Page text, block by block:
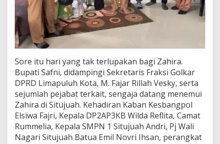
Sore itu hari yang tak terlupakan bagi Zahira.
Bupati Safni, didampingi Sekretaris Fraksi Golkar
DPRD Limapuluh Kota, M. Fajar Rillah Vesky, serta
sejumlah pejabat terkait, sengaja datang menemui
Zahira di Situjuah. Kehadiran Kaban Kesbangpol
Elsiwa Fajri, Kepala DP2AP3KB Wilda Reflita, Camat
Rummelia, Kepala SMPN 1 Situjuah Andri, Pj Wali
Nagari Situjuah Batua Emil Novri Ihsan, perangkat